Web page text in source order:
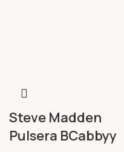
Steve Madden
Pulsera BCabbyy